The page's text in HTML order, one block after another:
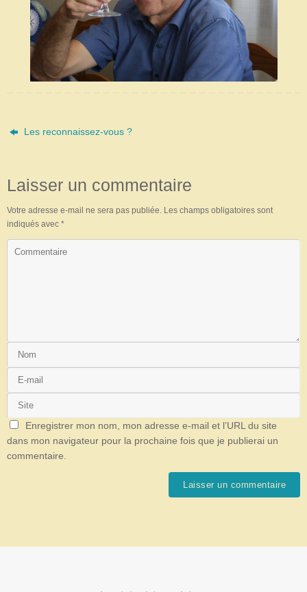
Les reconnaissez-vous ?
Laisser un commentaire
Votre adresse e-mail ne sera pas publiée. Les champs obligatoires sont
indiqués avec *
Enregistrer mon nom, mon adresse e-mail et l’URL du site
dans mon navigateur pour la prochaine fois que je publierai un
commentaire.